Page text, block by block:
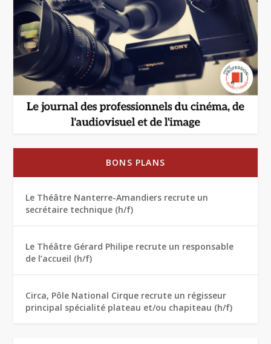
BONS PLANS
Le Théâtre Nanterre-Amandiers recrute un
secrétaire technique (h/f)
Le Théâtre Gérard Philipe recrute un responsable
de l’accueil (h/f)
Circa, Pôle National Cirque recrute un régisseur
principal spécialité plateau et/ou chapiteau (h/f)